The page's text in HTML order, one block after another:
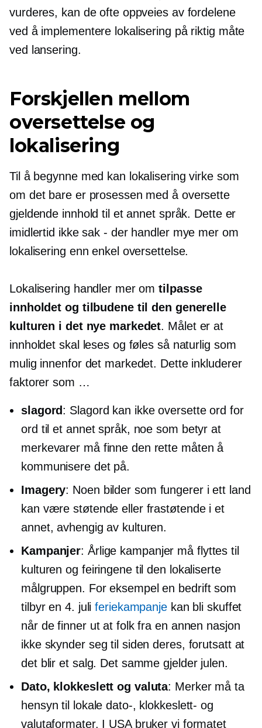
vurderes, kan de ofte oppveies av fordelene
ved å implementere lokalisering på riktig måte
ved lansering.
Forskjellen mellom
oversettelse og
lokalisering
Til å begynne med kan lokalisering virke som
om det bare er prosessen med å oversette
gjeldende innhold til et annet språk. Dette er
imidlertid ikkesak - derhandler mye mer om
lokalisering enn enkel oversettelse.
Lokalisering handler mer omtilpasse
innholdet og tilbudene til den generelle
kulturen i det nye markedet. Målet er at
innholdet skal leses og føles så naturlig som
mulig innenfor det markedet. Dette inkluderer
faktorer som …
slagord: Slagord kan ikke oversette ord for
ord til et annet språk, noe som betyr at
merkevarer må finne den rette måten å
kommunisere det på.
Imagery: Noen bilder som fungerer i ett land
kan være støtende eller frastøtende i et
annet, avhengig av kulturen.
Kampanjer: Årlige kampanjer må flyttes til
kulturen og feiringene til den lokaliserte
målgruppen. For eksempel en bedrift som
tilbyr en 4. juliferiekampanjekan bli skuffet
når de finner ut at folk fra en annen nasjon
ikke skynder seg til siden deres, forutsatt at
det blir et salg. Det samme gjelder julen.
Dato, klokkeslett og valuta: Merker må ta
hensyn til lokale dato-, klokkeslett- og
valutaformater. I USA bruker vi formatet